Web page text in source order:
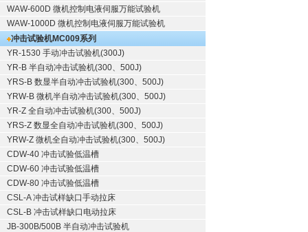
WAW-600D 微机控制电液伺服万能试验机
WAW-1000D 微机控制电液伺服万能试验机
冲击试验机MC009系列
YR-1530 手动冲击试验机(300J)
YR-B 半自动冲击试验机(300、500J)
YRS-B 数显半自动冲击试验机(300、500J)
YRW-B 微机半自动冲击试验机(300、500J)
YR-Z 全自动冲击试验机(300、500J)
YRS-Z 数显全自动冲击试验机(300、500J)
YRW-Z 微机全自动冲击试验机(300、500J)
CDW-40 冲击试验低温槽
CDW-60 冲击试验低温槽
CDW-80 冲击试验低温槽
CSL-A 冲击试样缺口手动拉床
CSL-B 冲击试样缺口电动拉床
JB-300B/500B 半自动冲击试验机